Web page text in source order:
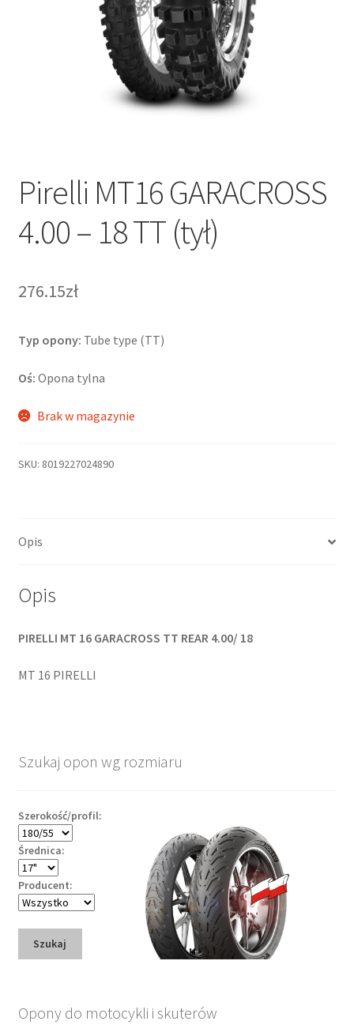
Pirelli MT16 GARACROSS
4.00 – 18 TT (tył)
276.15zł
Typ opony: Tube type (TT)
Oś: Opona tylna
Brak w magazynie
SKU: 8019227024890
Opis
Opis
PIRELLI MT 16 GARACROSS TT REAR 4.00/ 18
MT 16 PIRELLI
Szukaj opon wg rozmiaru
Szerokość/profil:
Średnica:
Producent:
Szukaj
Opony do motocykli i skuterów